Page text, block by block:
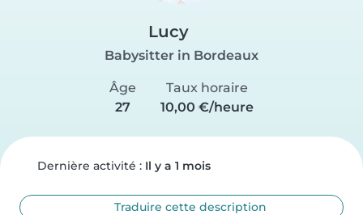
Lucy
Babysitter in Bordeaux
Âge
27
Taux horaire
10,00 €/heure
Dernière activité : Il y a 1 mois
Traduire cette description